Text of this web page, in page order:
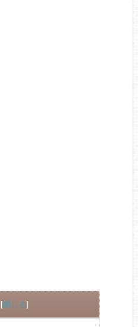
[閉じる]